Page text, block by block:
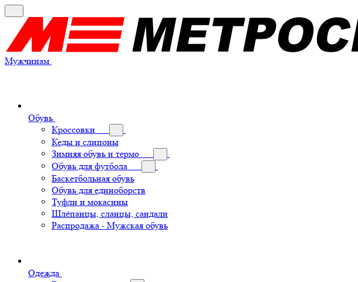
Мужчинам
Обувь
Кроссовки
Кеды и слипоны
Зимняя обувь и термо
Обувь для футбола
Баскетбольная обувь
Обувь для единоборств
Туфли и мокасины
Шлёпанцы, сланцы, сандали
Распродажа - Мужская обувь
Одежда